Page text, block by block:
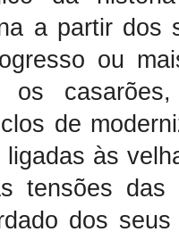
a partir
ou
os
de
às
tensões das
dos